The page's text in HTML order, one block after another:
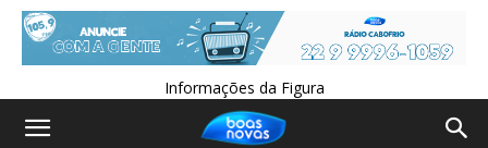
Informações da Figura